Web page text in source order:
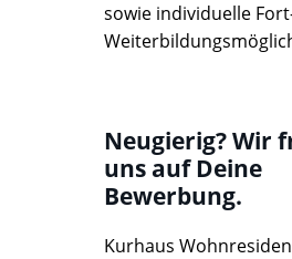
sowie individuelle
Neugierig? Wir
uns auf Deine
Bewerbung.
Kurhaus